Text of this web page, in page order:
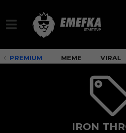
PREMIUM MEME VIRAL
IRON